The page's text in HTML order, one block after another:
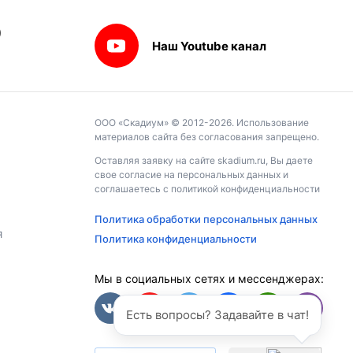
Наш Youtube канал
ООО «Скадиум» © 2012-2026. Использование
материалов сайта без согласования запрещено.
Оставляя заявку на сайте skadium.ru, Вы даете
свое согласие на персональных данных и
соглашаетесь c политикой конфиденциальности
Политика обработки персональных данных
Политика конфиденциальности
Мы в социальных сетях и мессенджерах:
Есть вопросы? Задавайте в чат!